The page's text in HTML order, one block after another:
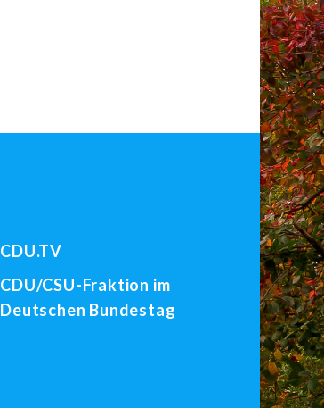
CDU.TV
CDU/CSU-Fraktion im
Deutschen Bundestag